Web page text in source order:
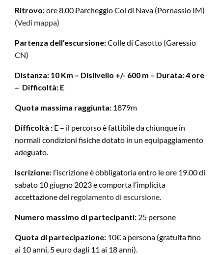
Ritrovo:ore 8.00 Parcheggio Col di Nava (Pornassio IM)
(Vedi mappa)
Partenza dell’escursione:Colle di Casotto (Garessio
CN)
Distanza: 10 Km – Dislivello +/- 600 m – Durata: 4 ore
– Difficoltà: E
Quota massima raggiunta: 1879m
Difficoltà : E – il percorso è fattibile da chiunque in
normali condizioni fisiche dotato in un equipaggiamento
adeguato.
Iscrizione: l’iscrizione è obbligatoria entro le ore 19.00 di
sabato 10 giugno 2023 e comporta l’implicita
accettazione del regolamento di escursione.
Numero massimo di partecipanti: 25 persone
Quota di partecipazione: 10€ a persona (gratuita fino
ai 10 anni, 5 euro dagli 11 ai 18 anni).